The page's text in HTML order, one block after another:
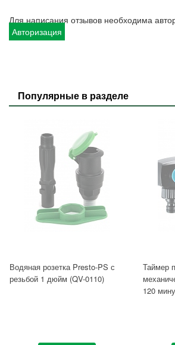
Для написания отзывов необходима
Авторизация
Популярные в разделе
Водяная розетка Presto-PS с
резьбой 1 дюйм (QV-0110)
Таймер
120